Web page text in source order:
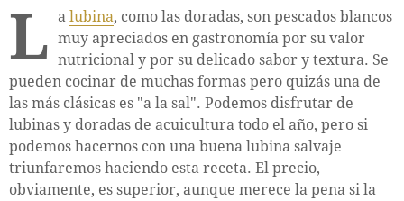
L a lubina, como las doradas, son pescados blancos
muy apreciados en gastronomía por su valor
nutricional y por su delicado sabor y textura. Se
pueden cocinar de muchas formas pero quizás una de
las más clásicas es "a la sal". Podemos disfrutar de
lubinas y doradas de acuicultura todo el año, pero si
podemos hacernos con una buena lubina salvaje
triunfaremos haciendo esta receta. El precio,
obviamente, es superior, aunque merece la pena si la